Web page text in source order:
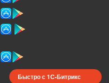
Быстро с 1С-Битрикс